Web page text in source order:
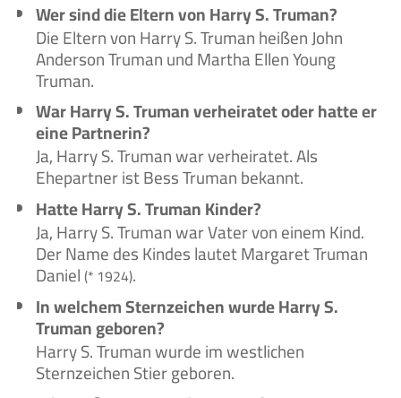
Wer sind die Eltern von Harry S. Truman?
Die Eltern von Harry S. Truman heißen John
Anderson Truman und Martha Ellen Young
Truman.
War Harry S. Truman verheiratet oder hatte er
eine Partnerin?
Ja, Harry S. Truman war verheiratet. Als
Ehepartner ist Bess Truman bekannt.
Hatte Harry S. Truman Kinder?
Ja, Harry S. Truman war Vater von einem Kind.
Der Name des Kindes lautet Margaret Truman
Daniel(* 1924).
In welchem Sternzeichen wurde Harry S.
Truman geboren?
Harry S. Truman wurde im westlichen
Sternzeichen Stier geboren.